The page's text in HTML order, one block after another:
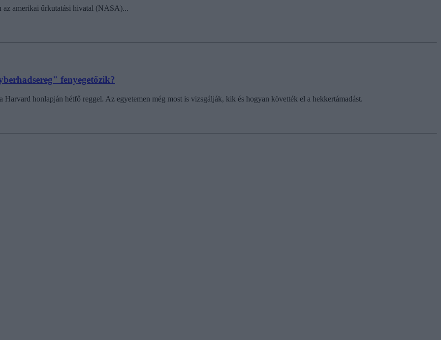
az amerikai űrkutatási hivatal (NASA)...
fenyegetőzik?
Harvard honlapján hétfő reggel. Az egyetemen még most is vizsgálják, kik és hogyan követték el a hekkertámadást.